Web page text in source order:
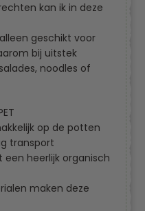
kan ik in deze
geschikt voor
bij uitstek
noodles of
op de potten
transport
heerlijk organisch
maken deze